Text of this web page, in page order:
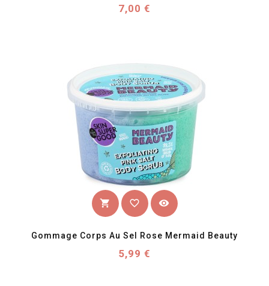
Prix
7,00 €
shopping_cart favorite_border visibility
Gommage Corps Au Sel Rose Mermaid Beauty
Prix
5,99 €